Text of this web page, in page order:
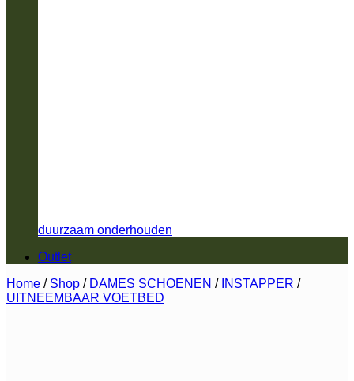
duurzaam onderhouden
Outlet
Home / Shop / DAMES SCHOENEN / INSTAPPER /
UITNEEMBAAR VOETBED